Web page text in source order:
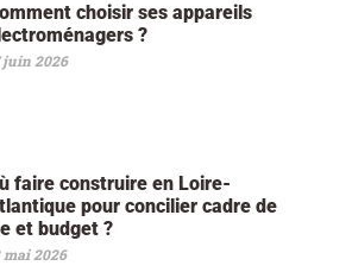
choisir ses appareils
?
juin 2026
faire construire en Loire-
pour concilier cadre de
et budget ?
mai 2026